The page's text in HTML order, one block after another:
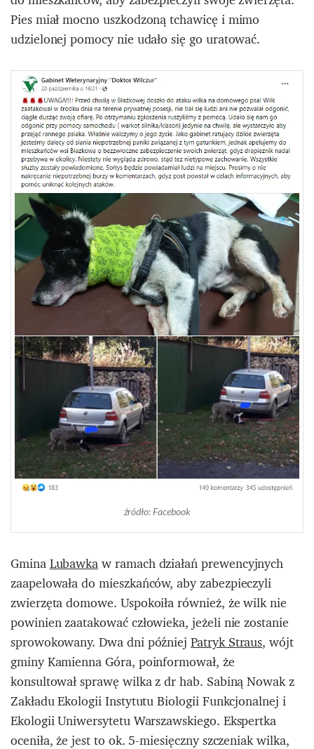
Pies miał mocno uszkodzoną tchawicę i mimo
udzielonej pomocy nie udało się go uratować.
źródło: Facebook
GminaLubawkaw ramach działań prewencyjnych
zaapelowała do mieszkańców, aby zabezpieczyli
zwierzęta domowe. Uspokoiła również, że wilk nie
powinien zaatakować człowieka, jeżeli nie zostanie
sprowokowany. Dwa dni późniejPatryk Straus, wójt
gminy Kamienna Góra, poinformował, że
konsultował sprawę wilka z dr hab. Sabiną Nowak z
Zakładu Ekologii Instytutu Biologii Funkcjonalnej i
Ekologii Uniwersytetu Warszawskiego. Ekspertka
oceniła, że jest to ok. 5-miesięczny szczeniak wilka,